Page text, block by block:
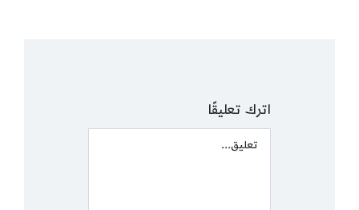
اترك تعليقًا
Comment